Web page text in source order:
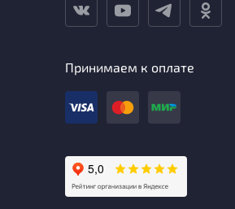
Принимаем к оплате